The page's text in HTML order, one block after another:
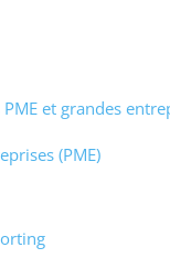
et grandes
(PME)